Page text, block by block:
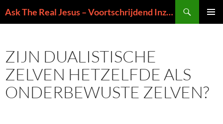
naar
Ask The Real Jesus – Voortschrijdend Inzicht in de Zin van het Leven
ZIJN DUALISTISCHE
ZELVEN HETZELFDE ALS
ONDERBEWUSTE ZELVEN?